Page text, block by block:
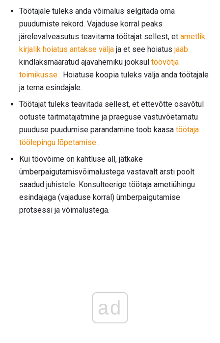
Töötajale tuleks anda võimalus selgitada oma
puudumiste rekord. Vajaduse korral peaks
järelevalveasutus teavitama töötajat sellest, et ametlik
kirjalik hoiatus antakse välja ja et see hoiatus jääb
kindlaksmääratud ajavahemiku jooksul töövõtja
toimikusse . Hoiatuse koopia tuleks välja anda töötajale
ja tema esindajale.
Töötajat tuleks teavitada sellest, et ettevõtte osavõtul
ootuste täitmatajätmine ja praeguse vastuvõetamatu
puuduse puudumise parandamine toob kaasa töötaja
töölepingu lõpetamise .
Kui töövõime on kahtluse all, jätkake
ümberpaigutamisvõimalustega vastavalt arsti poolt
saadud juhistele. Konsulteerige töötaja ametiühingu
esindajaga (vajaduse korral) ümberpaigutamise
protsessi ja võimalustega.
ad